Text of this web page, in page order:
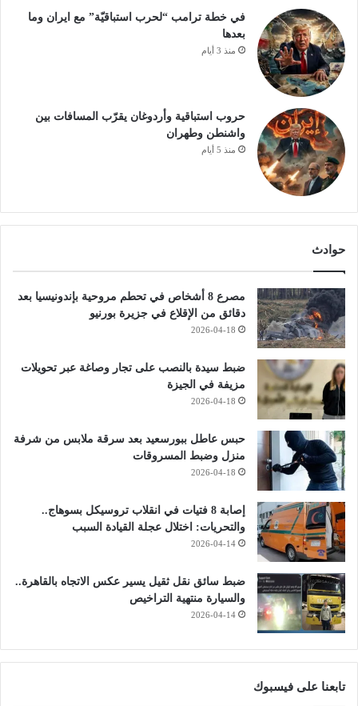
في خطة ترامب “لحرب استباقيّة” مع ايران وما
بعدها
منذ 3 أيام
حروب استباقية وأردوغان يقرّب المسافات بين
واشنطن وطهران
منذ 5 أيام
حوادث
مصرع 8 أشخاص في تحطم مروحية بإندونيسيا بعد
دقائق من الإقلاع في جزيرة بورنيو
2026-04-18
ضبط سيدة بالنصب على تجار وصاغة عبر تحويلات
مزيفة في الجيزة
2026-04-18
حبس عاطل ببورسعيد بعد سرقة ملابس من شرفة
منزل وضبط المسروقات
2026-04-18
إصابة 8 فتيات في انقلاب تروسيكل بسوهاج..
والتحريات: اختلال عجلة القيادة السبب
2026-04-14
ضبط سائق نقل ثقيل يسير عكس الاتجاه بالقاهرة..
والسيارة منتهية التراخيص
2026-04-14
تابعنا على فيسبوك